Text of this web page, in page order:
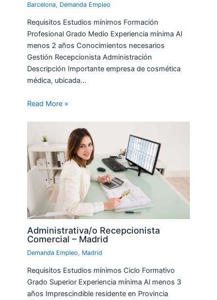
Barcelona, Demanda Empleo
Requisitos Estudios mínimos Formación
Profesional Grado Medio Experiencia mínima Al
menos 2 años Conocimientos necesarios
Gestión Recepcionista Administración
Descripción Importante empresa de cosmética
médica, ubicada…
Read More »
Administrativa/o Recepcionista
Comercial – Madrid
Demanda Empleo, Madrid
Requisitos Estudios mínimos Ciclo Formativo
Grado Superior Experiencia mínima Al menos 3
años Imprescindible residente en Provincia